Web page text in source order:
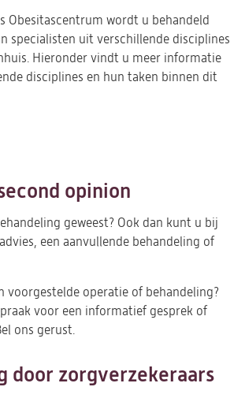
Obesitascentrum wordt u behandeld
specialisten uit verschillende disciplines
Hieronder vindt u meer informatie
disciplines en hun taken binnen dit
opinion
geweest? Ook dan kunt u bij
een aanvullende behandeling of
voorgestelde operatie of behandeling?
voor een informatief gesprek of
ons gerust.
door zorgverzekeraars